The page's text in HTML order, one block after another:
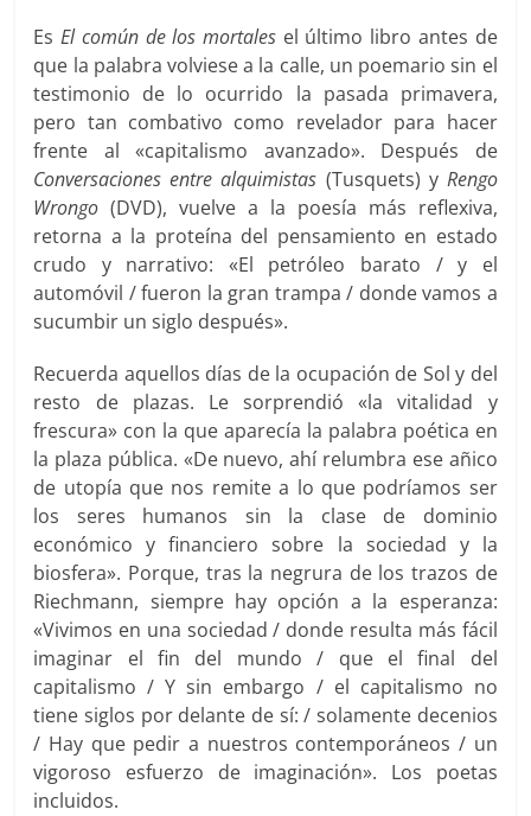
EsEl común de los mortales el último libro antes de
que la palabra volviese a la calle, un poemario sin el
testimonio de lo ocurrido la pasada primavera,
pero tan combativo como revelador para hacer
frente al «capitalismo avanzado». Después de
Conversaciones entre alquimistas (Tusquets) y Rengo
Wrongo (DVD), vuelve a la poesía más reflexiva,
retorna a la proteína del pensamiento en estado
crudo y narrativo: «El petróleo barato / y el
automóvil / fueron la gran trampa / donde vamos a
sucumbir un siglo después».
Recuerda aquellos días de la ocupación de Sol y del
resto de plazas. Le sorprendió «la vitalidad y
frescura» con la que aparecía la palabra poética en
la plaza pública. «De nuevo, ahí relumbra ese añico
de utopía que nos remite a lo que podríamos ser
los seres humanos sin la clase de dominio
económico y financiero sobre la sociedad y la
biosfera». Porque, tras la negrura de los trazos de
Riechmann, siempre hay opción a la esperanza:
«Vivimos en una sociedad / donde resulta más fácil
imaginar el fin del mundo / que el final del
capitalismo / Y sin embargo / el capitalismo no
tiene siglos por delante de sí: / solamente decenios
/ Hay que pedir a nuestros contemporáneos / un
vigoroso esfuerzo de imaginación». Los poetas
incluidos.